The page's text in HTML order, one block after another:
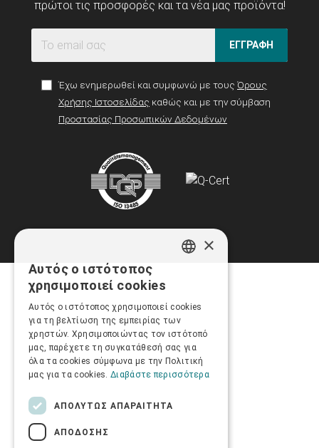
πρώτοι τις προσφορές και τα νέα μας προϊόντα!
ΕΓΓΡΑΦΗ
Έχω ενημερωθεί και συμφωνώ με τους Όρους
Χρήσης Ιστοσελίδας καθώς και με την σύμβαση
Προστασίας Προσωπικών Δεδομένων
×
Αυτός ο ιστότοπος
χρησιμοποιεί cookies
Αυτός ο ιστότοπος χρησιμοποιεί cookies
για τη βελτίωση της εμπειρίας των
χρηστών. Χρησιμοποιώντας τον ιστότοπό
μας, παρέχετε τη συγκατάθεσή σας για
όλα τα cookies σύμφωνα με την Πολιτική
μας για τα cookies. Διαβάστε περισσότερα
ΑΠΟΛΎΤΩΣ ΑΠΑΡΑΊΤΗΤΑ
ΑΠΌΔΟΣΗΣ